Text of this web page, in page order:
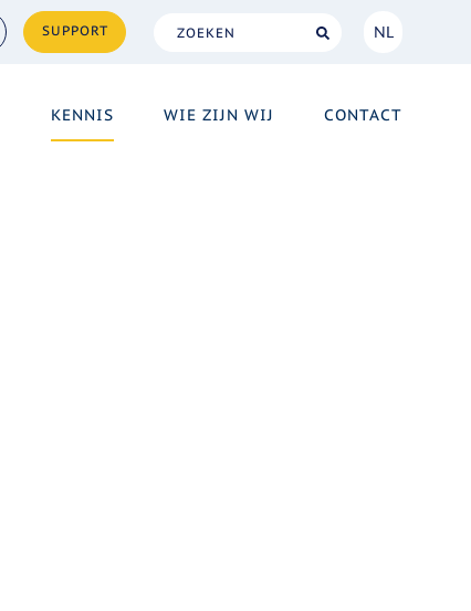
SUPPORT NL
EN
KENNIS WIE ZIJN WIJ CONTACT